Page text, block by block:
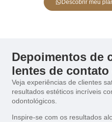
Descobrir meu
Depoimentos de
lentes de contato
Veja experiências de clientes
resultados estéticos incríveis
odontológicos.
Inspire-se com os resultados